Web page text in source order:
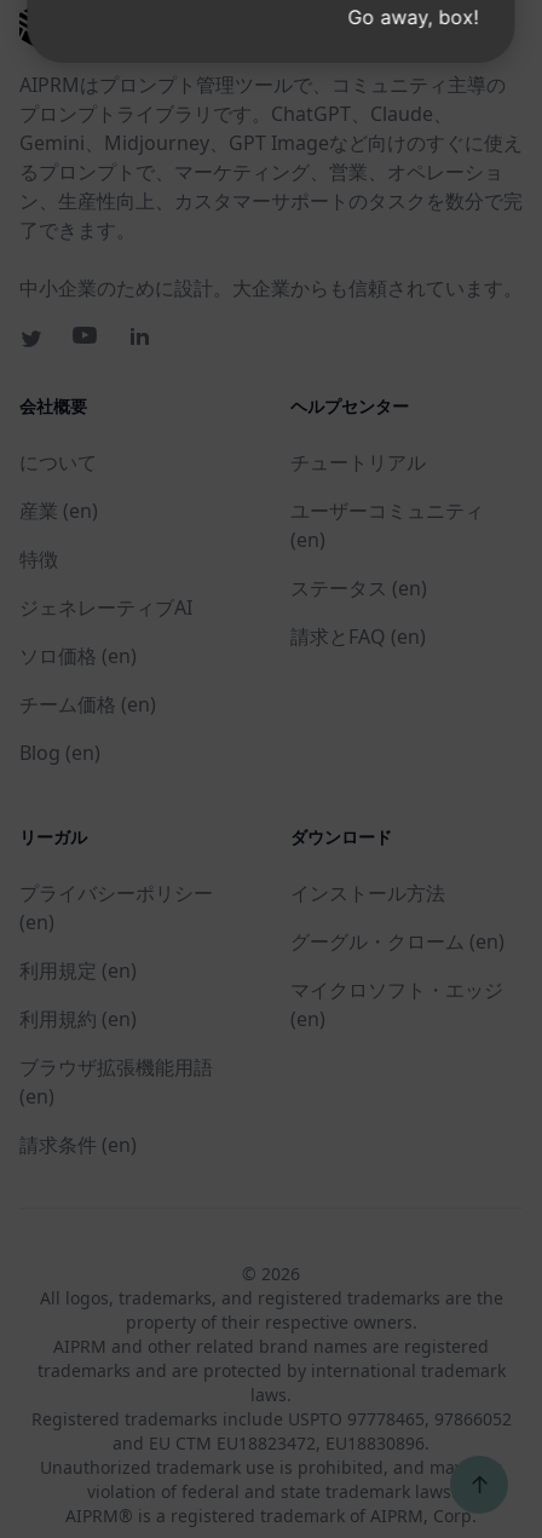
AIPRMはプロンプト管理ツールで、コミュニティ主導の
プロンプトライブラリです。ChatGPT、Claude、
Gemini、Midjourney、GPT Imageなど向けのすぐに使え
るプロンプトで、マーケティング、営業、オペレーショ
ン、生産性向上、カスタマーサポートのタスクを数分で完
了できます。
中小企業のために設計。大企業からも信頼されています。
会社概要
について
産業 (en)
特徴
ジェネレーティブAI
ソロ価格 (en)
チーム価格 (en)
Blog (en)
ヘルプセンター
チュートリアル
ユーザーコミュニティ
(en)
ステータス (en)
請求とFAQ (en)
リーガル
プライバシーポリシー
(en)
利用規定 (en)
利用規約 (en)
ブラウザ拡張機能用語
(en)
請求条件 (en)
ダウンロード
インストール方法
グーグル・クローム (en)
マイクロソフト・エッジ
(en)
© 2026
All logos, trademarks, and registered trademarks are the
property of their respective owners.
AIPRM and other related brand names are registered
trademarks and are protected by international trademark
laws.
Registered trademarks include USPTO 97778465, 97866052
and EU CTM EU18823472, EU18830896.
Unauthorized trademark use is prohibited, and may be a
violation of federal and state trademark laws.
AIPRM® is a registered trademark of AIPRM, Corp.
↑
Go away, box!